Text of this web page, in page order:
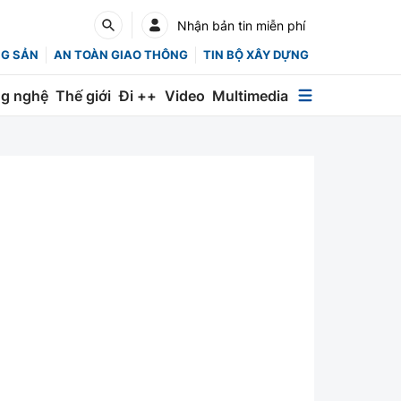
Nhận bản tin miễn phí
SẢN AN TOÀN GIAO THÔNG TIN BỘ XÂY DỰNG
nghệ Thế giới Đi ++ Video Multimedia